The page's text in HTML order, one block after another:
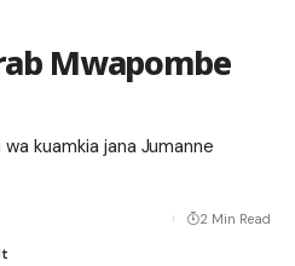
Mwapombe
kuamkia jana Jumanne
2 Min Read